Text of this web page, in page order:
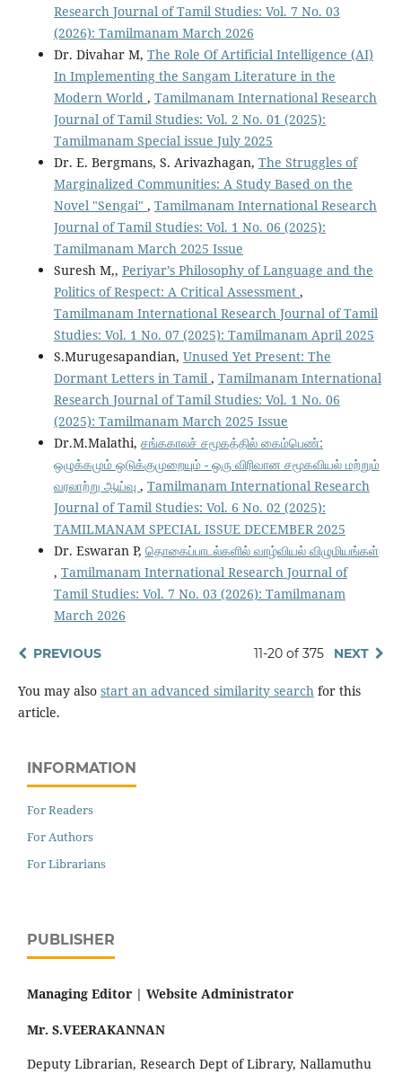
Research Journal of Tamil Studies: Vol. 7 No. 03
(2026): Tamilmanam March 2026
Dr. Divahar M, The Role Of Artificial Intelligence (AI)
In Implementing the Sangam Literature in the
Modern World , Tamilmanam International Research
Journal of Tamil Studies: Vol. 2 No. 01 (2025):
Tamilmanam Special issue July 2025
Dr. E. Bergmans, S. Arivazhagan, The Struggles of
Marginalized Communities: A Study Based on the
Novel "Sengai" , Tamilmanam International Research
Journal of Tamil Studies: Vol. 1 No. 06 (2025):
Tamilmanam March 2025 Issue
Suresh M,, Periyar’s Philosophy of Language and the
Politics of Respect: A Critical Assessment ,
Tamilmanam International Research Journal of Tamil
Studies: Vol. 1 No. 07 (2025): Tamilmanam April 2025
S.Murugesapandian, Unused Yet Present: The
Dormant Letters in Tamil , Tamilmanam International
Research Journal of Tamil Studies: Vol. 1 No. 06
(2025): Tamilmanam March 2025 Issue
Dr.M.Malathi, சங்ககாலச் சமூகத்தில் கைம்பெண்:
ஒழுக்கமும் ஒடுக்குமுறையும் - ஒரு விரிவான சமூகவியல் மற்றும்
வரலாற்று ஆய்வு , Tamilmanam International Research
Journal of Tamil Studies: Vol. 6 No. 02 (2025):
TAMILMANAM SPECIAL ISSUE DECEMBER 2025
Dr. Eswaran P, தொகைப்பாடல்களில் வாழ்வியல் விழுமியங்கள்
, Tamilmanam International Research Journal of
Tamil Studies: Vol. 7 No. 03 (2026): Tamilmanam
March 2026
PREVIOUS 11-20 of 375 NEXT
You may also start an advanced similarity searchfor this
article.
INFORMATION
For Readers
For Authors
For Librarians
PUBLISHER
Managing Editor | Website Administrator
Mr. S.VEERAKANNAN
Deputy Librarian, Research Dept of Library, Nallamuthu